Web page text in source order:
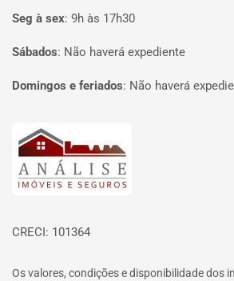
Seg à sex: 9h às 17h30
Sábados: Não haverá expediente
Domingos e feriados: Não haverá
Página inicial
CRECI: 101364
Os valores, condições e disponibilidade dos